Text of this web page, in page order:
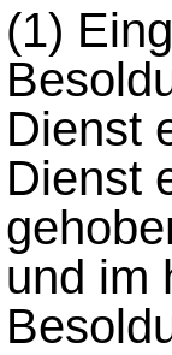
(1)
Dienst
Dienst
und im